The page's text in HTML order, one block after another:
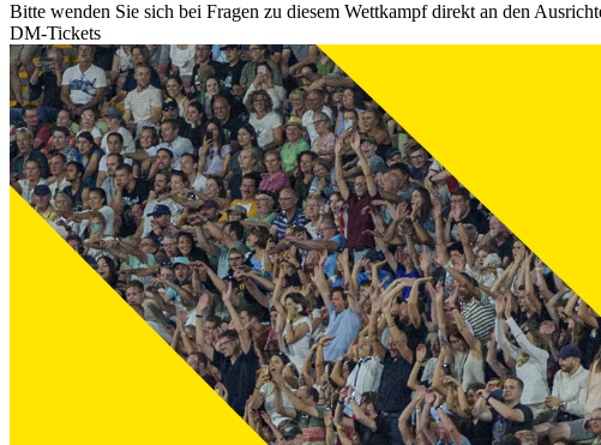
Bitte wenden Sie sich bei Fragen zu diesem Wettkampf direkt an den
DM-Tickets